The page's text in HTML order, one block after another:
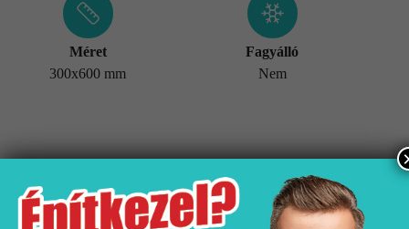
Méret
300x600 mm
Fagyálló
Nem
Tömeg 25,63 kg